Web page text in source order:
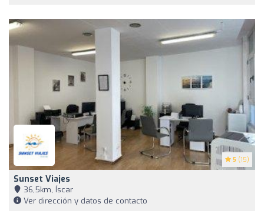
5 (15)
Sunset Viajes
36,5km, Íscar
Ver dirección y datos de contacto